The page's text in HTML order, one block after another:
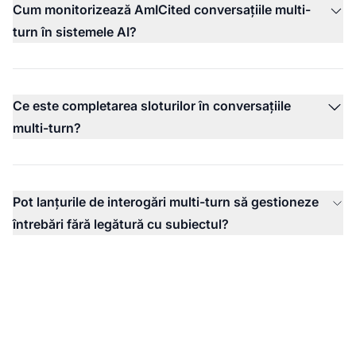
Cum monitorizează AmICited conversațiile multi-
turn în sistemele AI?
Ce este completarea sloturilor în conversațiile
multi-turn?
Pot lanțurile de interogări multi-turn să gestioneze
întrebări fără legătură cu subiectul?